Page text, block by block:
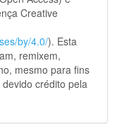
Creative
by/4.0/). Esta
remixem,
mesmo para fins
crédito pela